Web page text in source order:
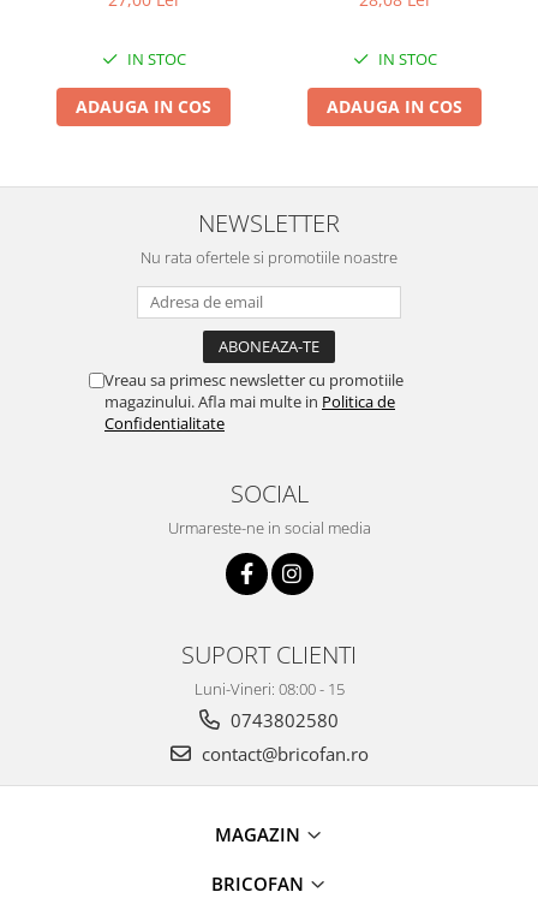
Articole antidaunatori gradina
Sere si solarii
Suflante si aspiratoare exterior
Masini de maturat manuale
Pentru Casa si Camping
Aragaze, plite, piese butelii de
Pirostrii si accesorii pentru gatit
Lumina de crestere pentru plante
IN STOC
ADAUGA IN COS
IN STOC
ADAUGA IN COS
NEWSLETTER
Nu rata ofertele si promotiile noastre
Vreau sa primesc newsletter cu promotiile
magazinului. Afla mai multe in Politica de
Confidentialitate
SOCIAL
Urmareste-ne in social media
SUPORT CLIENTI
Luni-Vineri: 08:00 - 15
0743802580
contact@bricofan.ro
MAGAZIN
BRICOFAN